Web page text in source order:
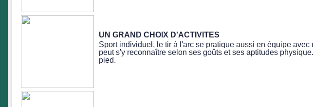
UN GRAND CHOIX D'ACTIVITES
Sport individuel, le tir à l'arc se pratique aussi en équipe
peut s'y reconnaître selon ses goûts et ses aptitudes
pied.